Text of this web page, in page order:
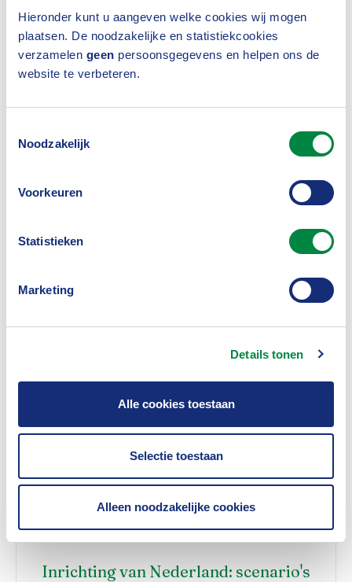
Hieronder kunt u aangeven welke cookies wij mogen
plaatsen. De noodzakelijke en statistiekcookies
verzamelen geen persoonsgegevens en helpen ons de
website te verbeteren.
Noodzakelijk
Voorkeuren
Statistieken
Marketing
Details tonen
Alle cookies toestaan
Selectie toestaan
Alleen noodzakelijke cookies
Klimaateffectatlas: gevolgen voor
Nederland
Bodemdalingskaart: kwetsbare
Inrichting van Nederland: scenario's